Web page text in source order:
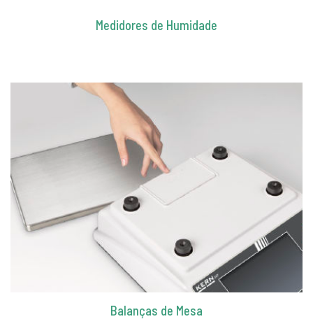
Medidores de Humidade
Balanças de Mesa